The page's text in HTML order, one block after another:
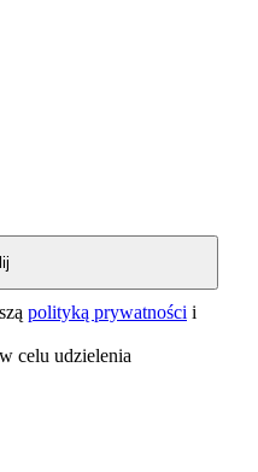
polityką prywatności i
celu udzielenia